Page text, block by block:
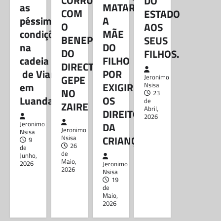
DIREITOS HUMANOS
Mais de 50 reclusos
morrem devido as
péssimas condições
na cadeia de Viana
em Luanda
Jeronimo Nsisa
9 de Junho,
2026
Partilhe e siga-nos ...
Partilhe e siga-nos …Segundo
apuramos, devido as péssimas
condições dos reclusos em
Angola, no período de 2022 a
2024, registou-se…
BLOG
as
péssimas
condições
na
cadeia
de Viana
em
Luanda
Jeronimo
Nsisa
9
de
Junho,
2026
COM
O
BENEPLÁCITO
DO
DIRECTOR
GEPE
NO
ZAIRE
Jeronimo
Nsisa
26
de
Maio,
2026
MATAR
A
MÃE
DO
FILHO
POR
EXIGIR
OS
DIREITOS
DA
CRIANÇA
Jeronimo
Nsisa
19
de
Maio,
2026
ESTADO
AOS
SEUS
FILHOS.
Jeronimo
Nsisa
23
de
Abril,
2026